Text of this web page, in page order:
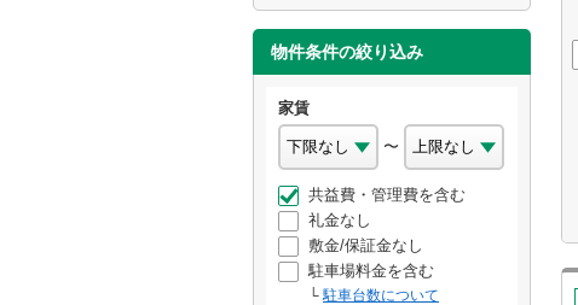
物件条件の絞り込み
家賃
〜
共益費・管理費を含む
礼金なし
敷金/保証金なし
駐車場料金を含む
駐車台数について